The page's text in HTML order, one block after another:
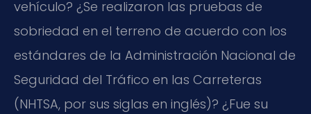
vehículo? ¿Se realizaron las pruebas de
sobriedad en el terreno de acuerdo con los
estándares de la Administración Nacional de
Seguridad del Tráfico en las Carreteras
(NHTSA, por sus siglas en inglés)? ¿Fue su